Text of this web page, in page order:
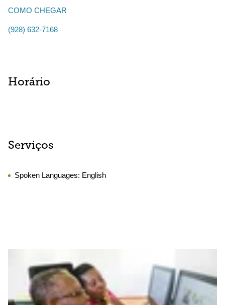
COMO CHEGAR
(928) 632-7168
Horário
Serviços
Spoken Languages: English